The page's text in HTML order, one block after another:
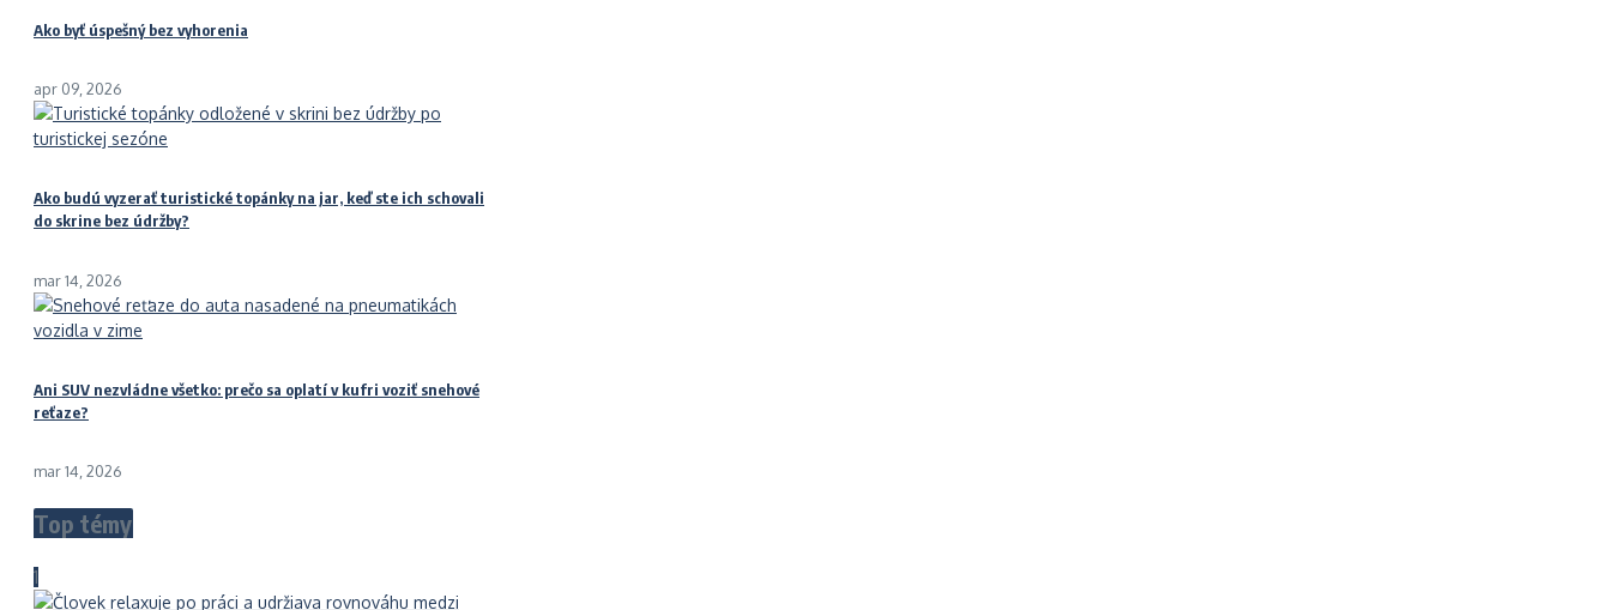
Ako byť úspešný bez vyhorenia
apr 09, 2026
Ako budú vyzerať turistické topánky na jar, keď ste ich schovali
do skrine bez údržby?
mar 14, 2026
Ani SUV nezvládne všetko: prečo sa oplatí v kufri voziť snehové
reťaze?
mar 14, 2026
Top témy
1